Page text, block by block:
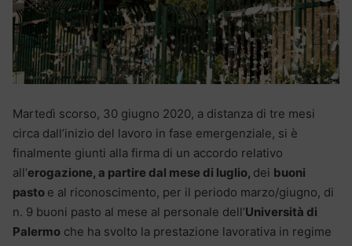
Martedì scorso, 30 giugno 2020, a distanza di tre mesi
circa dall’inizio del lavoro in fase emergenziale, si è
finalmente giunti alla firma di un accordo relativo
all’erogazione, a partire dal mese di luglio, dei buoni
pasto e al riconoscimento, per il periodo marzo/giugno, di
n. 9 buoni pasto al mese al personale dell’Università di
Palermo che ha svolto la prestazione lavorativa in regime